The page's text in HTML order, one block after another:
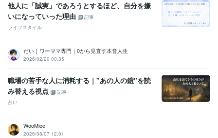
他人に「誠実」であろうとするほど、自分を嫌
いになっていった理由
記事
ライフスタイル
だい｜ワーママ専門｜0から見直す本音人生
2026/02/20 00:35
職場の苦手な人に消耗する｜"あの人の鎧"を読
み替える視点
記事
占い
WooMiee
2026/08/07 12:01